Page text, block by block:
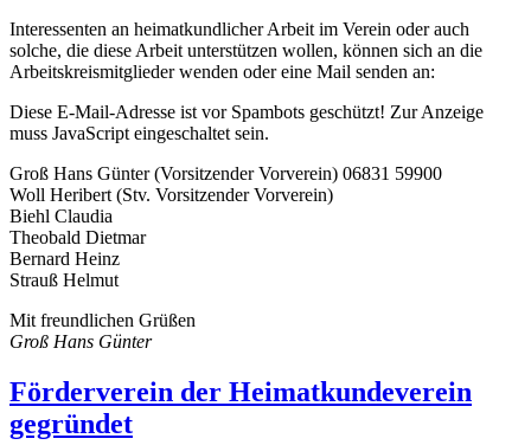
Interessenten an heimatkundlicher Arbeit im Verein oder auch
solche, die diese Arbeit unterstützen wollen, können sich an die
Arbeitskreismitglieder wenden oder eine Mail senden an:
Diese E-Mail-Adresse ist vor Spambots geschützt! Zur Anzeige
muss JavaScript eingeschaltet sein.
Groß Hans Günter (Vorsitzender Vorverein) 06831 59900
Woll Heribert (Stv. Vorsitzender Vorverein)
Biehl Claudia
Theobald Dietmar
Bernard Heinz
Strauß Helmut
Mit freundlichen Grüßen
Groß Hans Günter
Förderverein der Heimatkundeverein
gegründet